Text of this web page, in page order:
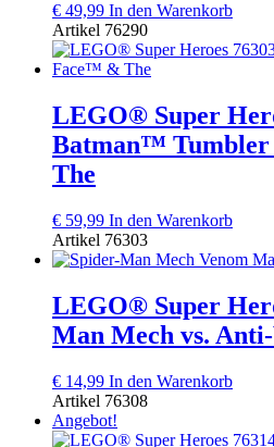
€ 49,99 In den Warenkorb
Artikel 76290
LEGO® Super
Batman™
The
€ 59,99 In den Warenkorb
Artikel 76303
LEGO® Super
Man Mech vs.
€ 14,99 In den Warenkorb
Artikel 76308
Angebot!